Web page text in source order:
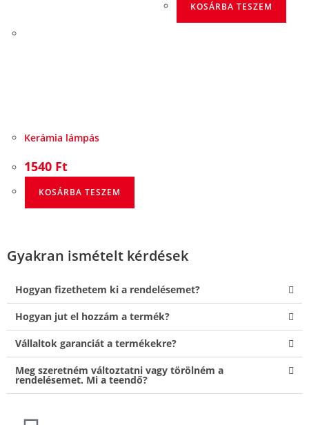
Kerámia lámpás
1540 Ft
KOSÁRBA TESZEM
KOSÁRBA TESZEM
Gyakran ismételt kérdések
Hogyan fizethetem ki a rendelésemet?
Hogyan jut el hozzám a termék?
Vállaltok garanciát a termékekre?
Meg szeretném változtatni vagy törölném a
rendelésemet. Mi a teendő?